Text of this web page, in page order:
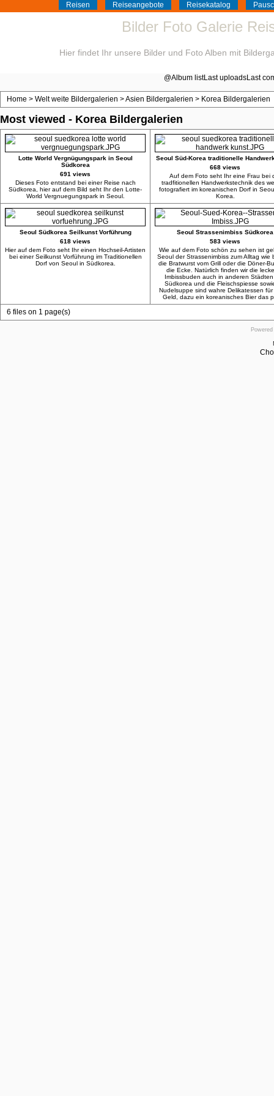
Reisen Reiseangebote Reisekatalog
Bilder Foto Galerie
Hier findet Ihr unsere Bilder und Foto Alben mit
@Album listLast uploadsLast
Home > Welt weite Bildergalerien >Asien Bildergalerien > Korea Bildergalerien
Most viewed - Korea Bildergalerien
Lotte World Vergnügungspark in Seoul
Südkorea
691 views
Dieses Foto entstand bei einer Reise nach
Südkorea, hier auf dem Bild seht Ihr den Lotte-
World Vergnuegungspark in Seoul.
Seoul Süd-Korea traditionelle
668 views
Auf dem Foto seht Ihr eine Frau bei
tradfitionellen Handwerkstechnik des
fotografiert im koreanischen Dorf in
Korea.
Seoul Südkorea Seilkunst Vorführung
618 views
Hier auf dem Foto seht Ihr einen Hochseil-Artisten
bei einer Seilkunst Vorführung im Traditionellen
Dorf von Seoul in Südkorea.
Seoul Strassenimbiss Südkorea
583 views
Wie auf dem Foto schön zu sehen ist
Seoul der Strassenimbiss zum Alltag wie
die Bratwurst vom Grill oder die Döner-
die Ecke. Natürlich finden wir die
Imbissbuden auch in anderen
Südkorea und die Fleischspiesse
Nudelsuppe sind wahre Delikatessen
Geld, dazu ein koreanisches Bier das
6 files on 1 page(s)